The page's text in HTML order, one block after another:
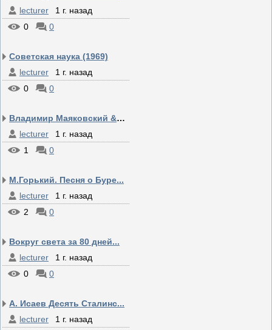
lecturer
1 г. назад
0
0
Советская наука (1969)
lecturer
1 г. назад
0
0
Владимир Маяковский &qu...
lecturer
1 г. назад
1
0
М.Горький. Песня о Буре...
lecturer
1 г. назад
2
0
Вокруг света за 80 дней...
lecturer
1 г. назад
0
0
А. Исаев Десять Сталинс...
lecturer
1 г. назад